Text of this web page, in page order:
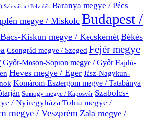
Szlovákia / Felvidék Baranya megye / Pécs
megye / Miskolc Budapest /
Bács-Kiskun megye / Kecskemét Békés
Csongrád megye / Szeged Fejér megye
Győr-Moson-Sopron megye / Győr Hajdú-
Heves megye / Eger Jász-Nagykun-
Komárom-Esztergom megye / Tatabánya
Somogy megye / Kaposvár Szabolcs-
/ Nyíregyháza Tolna megye /
megye / Veszprém Zala megye /